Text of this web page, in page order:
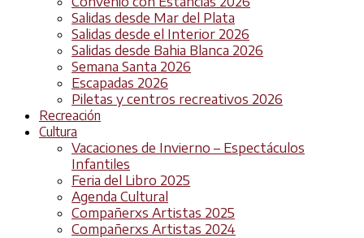
Salidas desde Mar del Plata
Salidas desde el Interior 2026
Salidas desde Bahia Blanca 2026
Semana Santa 2026
Escapadas 2026
Piletas y centros recreativos 2026
Recreación
Cultura
Vacaciones de Invierno – Espectáculos
Infantiles
Feria del Libro 2025
Agenda Cultural
Compañerxs Artistas 2025
Compañerxs Artistas 2024